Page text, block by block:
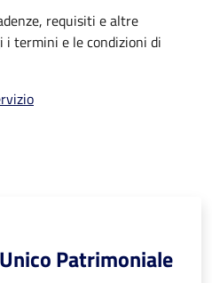
requisiti e altre
termini e le condizioni di
Patrimoniale